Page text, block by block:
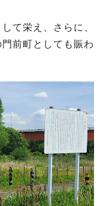
て栄え、さらに、
前町としても賑わ